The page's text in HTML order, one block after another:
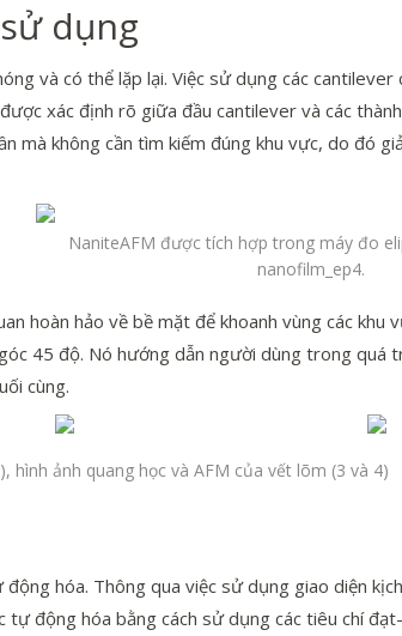
dụng
và có thể lặp lại. Việc sử dụng các cantilever
xác định rõ giữa đầu cantilever và các
mà không cần tìm kiếm đúng khu vực, do đó
NaniteAFM được tích hợp trong máy đo
nanofilm_ep4.
hoàn hảo về bề mặt để khoanh vùng các khu
45 độ. Nó hướng dẫn người dùng trong quá
cùng.
hình ảnh quang học và AFM của vết lõm (3 và 4)
hóa. Thông qua việc sử dụng giao diện
động hóa bằng cách sử dụng các tiêu chí